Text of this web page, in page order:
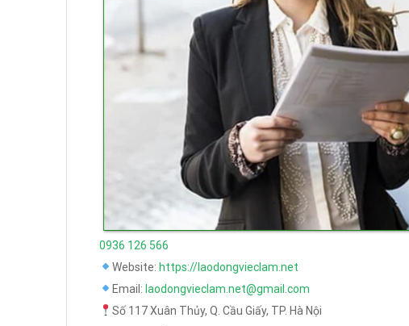
0936 126 566
Website: https://laodongvieclam.net
Email: laodongvieclam.net@gmail.com
Số 117 Xuân Thủy, Q. Cầu Giấy, TP. Hà Nội